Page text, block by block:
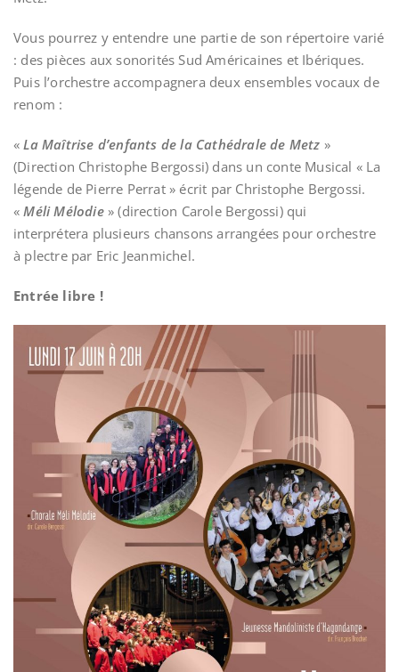
Vous pourrez y entendre une partie de son répertoire varié
: des pièces aux sonorités Sud Américaines et Ibériques.
Puis l’orchestre accompagnera deux ensembles vocaux de
renom :
«La Maîtrise d’enfants de la Cathédrale de Metz »
(Direction Christophe Bergossi) dans un conte Musical « La
légende de Pierre Perrat » écrit par Christophe Bergossi.
«Méli Mélodie» (direction Carole Bergossi) qui
interprétera plusieurs chansons arrangées pour orchestre
à plectre par Eric Jeanmichel.
Entrée libre !